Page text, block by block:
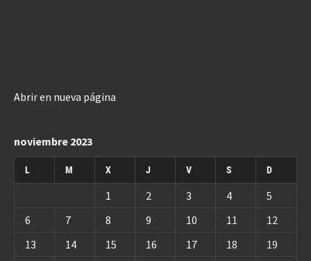
Abrir en nueva página
noviembre 2023
L M X J V S D
1 2 3 4
5
6
7 8 9 10 11
12
13
14 15 16 17 18 19